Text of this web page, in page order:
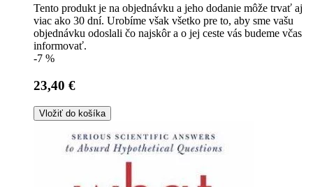
Tento produkt je na objednávku a jeho dodanie môže trvať aj
viac ako 30 dní. Urobíme však všetko pre to, aby sme vašu
objednávku odoslali čo najskôr a o jej ceste vás budeme včas
informovať.
-7 %
23,40 €
Vložiť do košíka